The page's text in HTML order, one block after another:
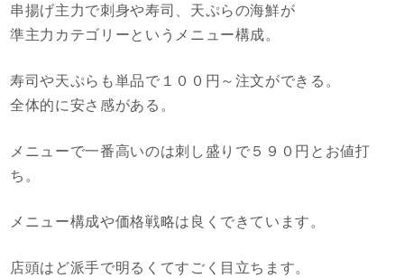
串揚げ主力で刺身や寿司、天ぷらの海鮮が
準主力カテゴリーというメニュー構成。
寿司や天ぷらも単品で１００円～注文ができる。
全体的に安さ感がある。
メニューで一番高いのは刺し盛りで５９０円とお値打
ち。
メニュー構成や価格戦略は良くできています。
店頭はど派手で明るくてすごく目立ちます。